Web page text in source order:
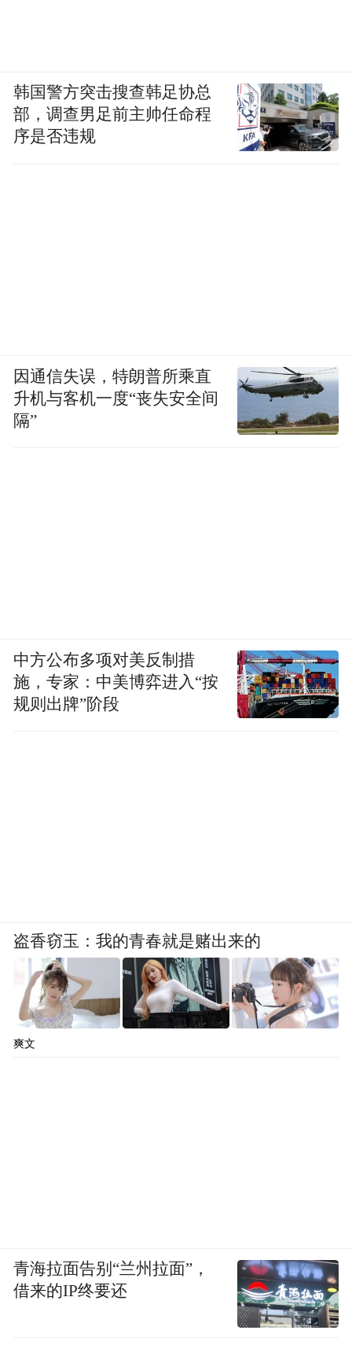
韩国警方突击搜查韩足协总
部，调查男足前主帅任命程
序是否违规
因通信失误，特朗普所乘直
升机与客机一度“丧失安全间
隔”
中方公布多项对美反制措
施，专家：中美博弈进入“按
规则出牌”阶段
盗香窃玉：我的青春就是赌出来的
爽文
青海拉面告别“兰州拉面”，
借来的IP终要还